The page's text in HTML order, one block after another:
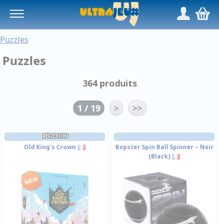
/,
Puzzles
Puzzles
364 produits
1 / 19 > >>
RÉFLEXION
Old King's Crown
Bopster Spin Ball Spinner – Noir
(Black)